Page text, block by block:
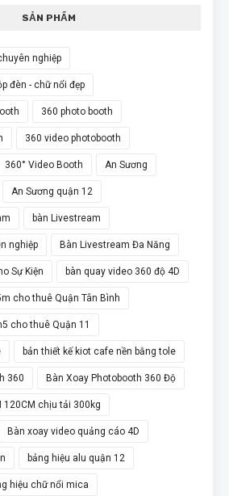
SẢN PHẨM
nghiệp
đèn - chữ nổi đẹp
360 photo booth
360 video photobooth
360° Video Booth An Sương
An Sương quận 12
bàn Livestream
nghiệp Bàn Livestream Đa Năng
Sự Kiện bàn quay video 360 độ 4D
cho thuê Quận Tân Bình
cho thuê Quận 11
bản thiết kế kiot cafe nền bằng tole
360 Bàn Xoay Photobooth 360 Độ
120CM chịu tải 300kg
Bàn xoay video quảng cáo 4D
bảng hiệu alu quận 12
hiệu chữ nổi mica